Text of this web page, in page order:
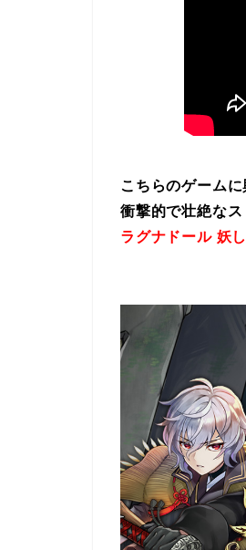
こちらのゲーム
衝撃的で壮絶な
ラグナドール 妖